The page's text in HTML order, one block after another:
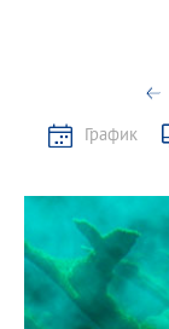
График